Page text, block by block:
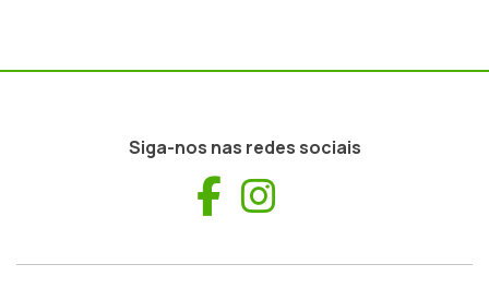
Siga-nos nas redes sociais
Facebook